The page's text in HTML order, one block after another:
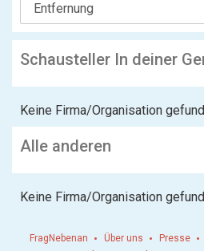
Schausteller In deiner
Keine Firma/Organisation
Alle anderen
Keine Firma/Organisation
FragNebenan Über uns Presse